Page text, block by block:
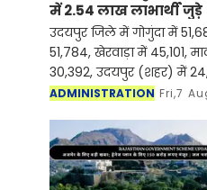
में 2.54 लाख लाभार्थी जुड़े
उदयपुर जिले में गोगुंदा में
51,784, खेरवाड़ा में 45,101,
30,392, उदयपुर (शहर) में
ग्रामीण में 9,505 तथा
ADMINISTRATION Fri,7